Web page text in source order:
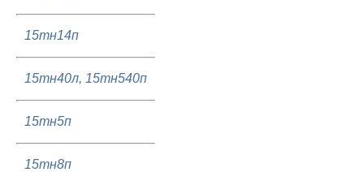
15тн14п
15тн40л, 15тн540п
15тн5п
15тн8п